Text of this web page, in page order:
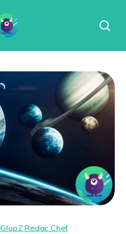
GlupZ Redac Chef